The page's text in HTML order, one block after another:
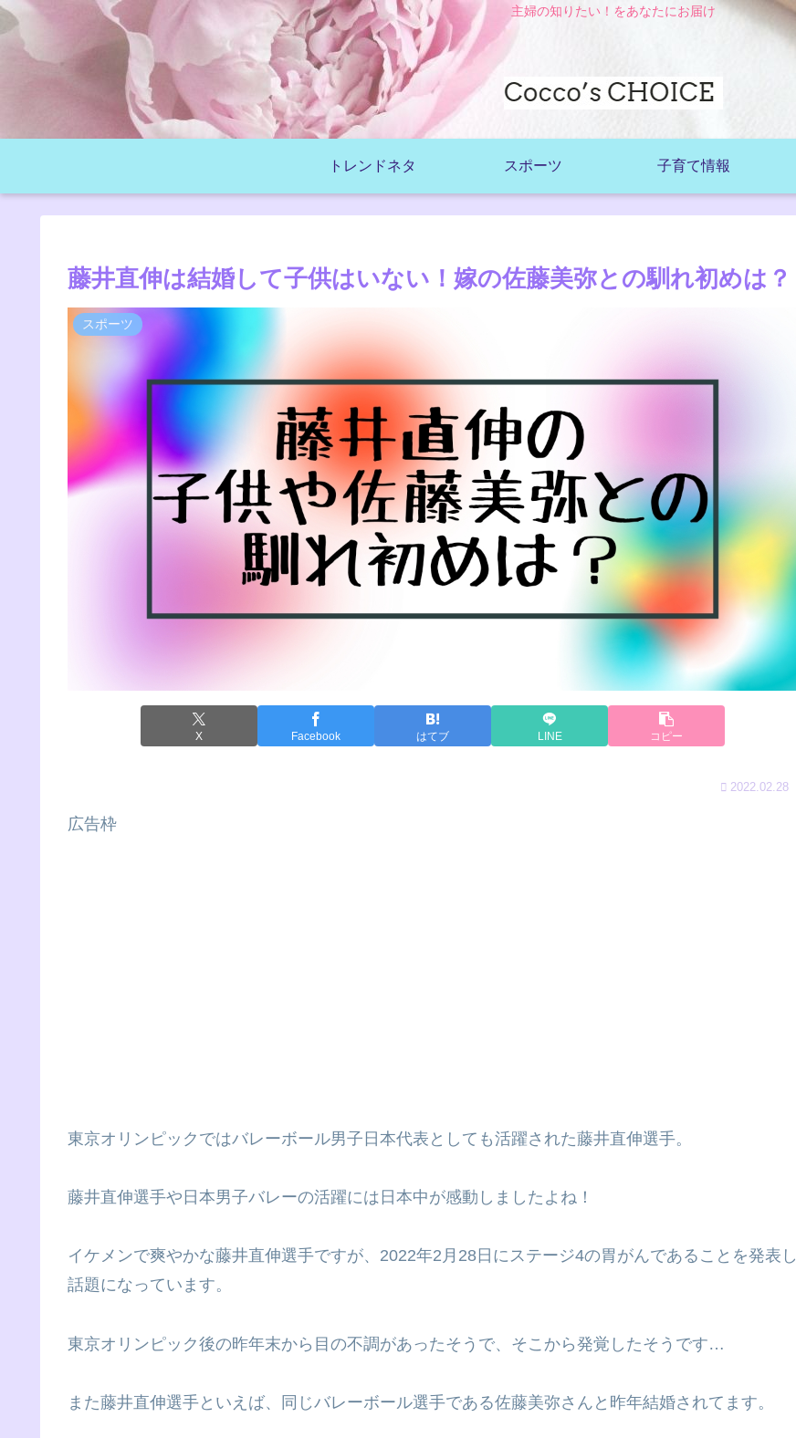
主婦の知りたい！をあなたにお届け
トレンドネタ スポーツ 子育て情報
藤井直伸は結婚して子供はいない！嫁の佐藤美弥との馴れ初めは？
スポーツ
X Facebook はてブ LINE コピー
2022.02.28
広告枠
東京オリンピックではバレーボール男子日本代表としても活躍された藤井直伸選手。
藤井直伸選手や日本男子バレーの活躍には日本中が感動しましたよね！
イケメンで爽やかな藤井直伸選手ですが、2022年2月28日にステージ4の胃がんであることを発表し
話題になっています。
東京オリンピック後の昨年末から目の不調があったそうで、そこから発覚したそうです…
また藤井直伸選手といえば、同じバレーボール選手である佐藤美弥さんと昨年結婚されてます。